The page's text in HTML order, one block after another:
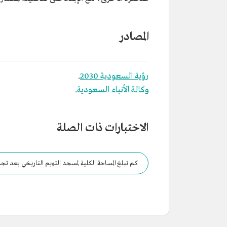
المصادر
رؤية السعودية 2030
.
وكالة الأنباء السعودية.
الاختبارات ذات الصلة
كم تبلغ المساحة الكلية لمسجد التويم التاريخي بعد